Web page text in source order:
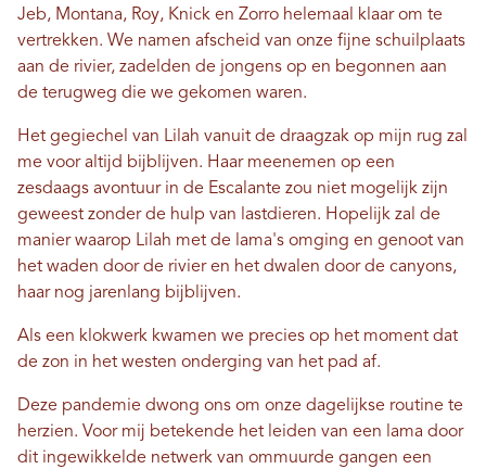
Jeb, Montana, Roy, Knick en Zorro helemaal klaar om te
vertrekken. We namen afscheid van onze fijne schuilplaats
aan de rivier, zadelden de jongens op en begonnen aan
de terugweg die we gekomen waren.
Het gegiechel van Lilah vanuit de draagzak op mijn rug zal
me voor altijd bijblijven. Haar meenemen op een
zesdaags avontuur in de Escalante zou niet mogelijk zijn
geweest zonder de hulp van lastdieren. Hopelijk zal de
manier waarop Lilah met de lama's omging en genoot van
het waden door de rivier en het dwalen door de canyons,
haar nog jarenlang bijblijven.
Als een klokwerk kwamen we precies op het moment dat
de zon in het westen onderging van het pad af.
Deze pandemie dwong ons om onze dagelijkse routine te
herzien. Voor mij betekende het leiden van een lama door
dit ingewikkelde netwerk van ommuurde gangen een